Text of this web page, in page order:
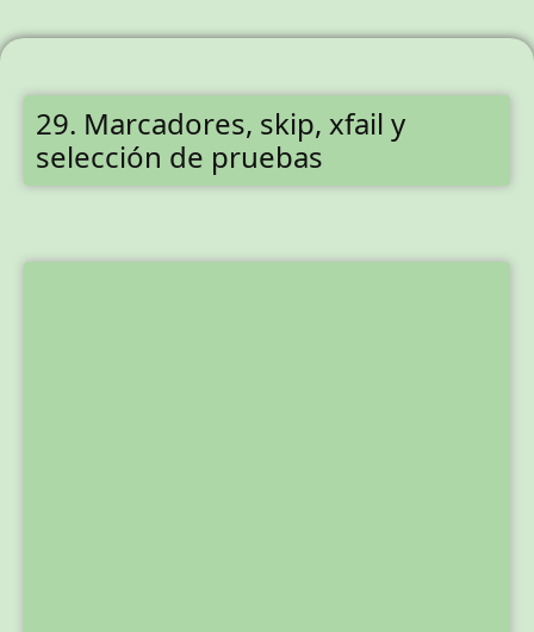
29. Marcadores, skip, xfail y
selección de pruebas